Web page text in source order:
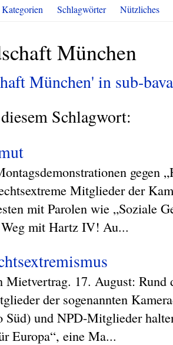
Kategorien Schlagwörter Nützliches
München
München' in sub-
Schlagwort:
gegen
Mitglieder der
mit Parolen wie „Soziale
mit Hartz IV! Au...
17. August: Rund
der sogenannten
Süd) und NPD-Mitglieder
Europa“, eine Ma...